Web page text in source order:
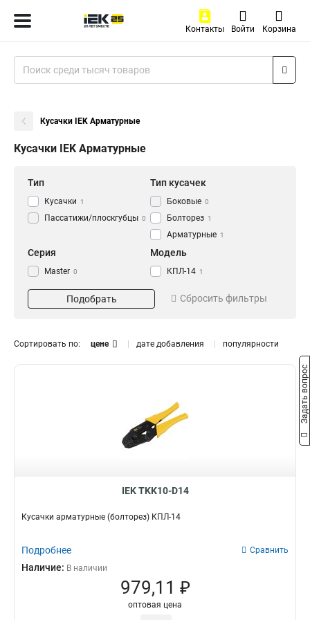
Контакты Войти Корзина
Кусачки IEK Арматурные
Кусачки IEK Арматурные
Тип
Кусачки 1
Пассатижи/плоскгубцы 0
Тип кусачек
Боковые 0
Болторез 1
Арматурные 1
Серия
Master 0
Модель
КПЛ-14 1
Длина
160мм 0
Подобрать Сбросить фильтры
Сортировать по: цене дате добавления популярности
IEK TKK10-D14
Кусачки арматурные (болторез) КПЛ-14
Подробнее Сравнить
Наличие: В наличии
979,11 ₽
оптовая цена
Задать вопрос